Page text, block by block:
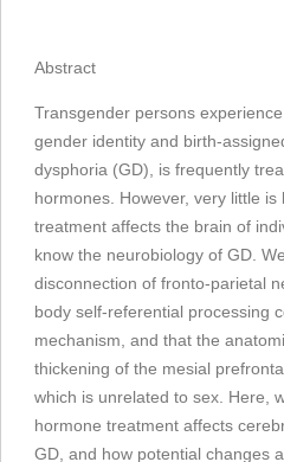
Abstract
Transgender persons
gender identity and birth-
dysphoria (GD), is frequently
hormones. However, very little
treatment affects the brain of
know the neurobiology of GD.
disconnection of fronto-parietal
body self-referential processing
mechanism, and that the
thickening of the mesial
which is unrelated to sex. Here,
hormone treatment affects
GD, and how potential changes